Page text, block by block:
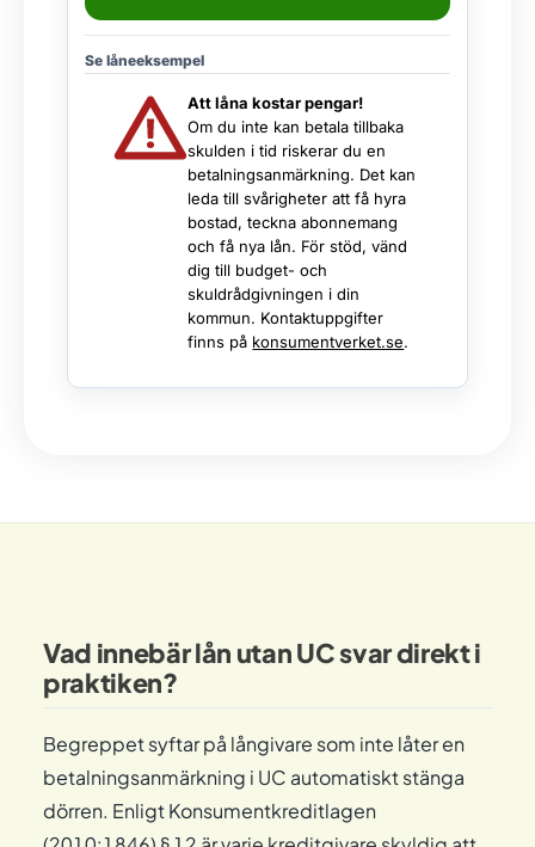
Se låneeksempel
Att låna kostar pengar!
Om du inte kan betala tillbaka
skulden i tid riskerar du en
betalningsanmärkning. Det kan
leda till svårigheter att få hyra
bostad, teckna abonnemang
och få nya lån. För stöd, vänd
dig till budget- och
skuldrådgivningen i din
kommun. Kontaktuppgifter
finns på konsumentverket.se.
Vad innebär lån utan UC svar direkt i
praktiken?
Begreppet syftar på långivare som inte låter en
betalningsanmärkning i UC automatiskt stänga
dörren. Enligt Konsumentkreditlagen